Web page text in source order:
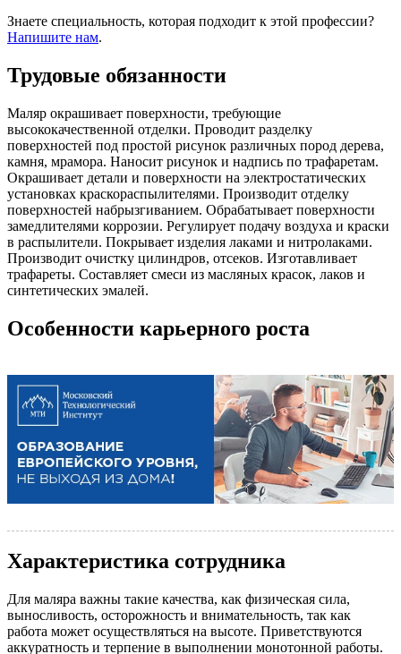
Знаете специальность, которая подходит к этой профессии?
Напишите нам.
Трудовые обязанности
Маляр окрашивает поверхности, требующие
высококачественной отделки. Проводит разделку
поверхностей под простой рисунок различных пород дерева,
камня, мрамора. Наносит рисунок и надпись по трафаретам.
Окрашивает детали и поверхности на электростатических
установках краскораспылителями. Производит отделку
поверхностей набрызгиванием. Обрабатывает поверхности
замедлителями коррозии. Регулирует подачу воздуха и краски
в распылители. Покрывает изделия лаками и нитролаками.
Производит очистку цилиндров, отсеков. Изготавливает
трафареты. Составляет смеси из масляных красок, лаков и
синтетических эмалей.
Особенности карьерного роста
Характеристика сотрудника
Для маляра важны такие качества, как физическая сила,
выносливость, осторожность и внимательность, так как
работа может осуществляться на высоте. Приветствуются
аккуратность и терпение в выполнении монотонной работы.